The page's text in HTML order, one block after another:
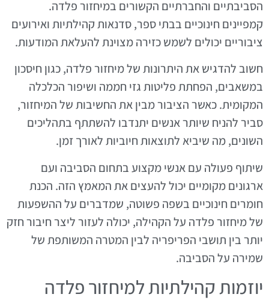
הסביבתיים והחברתיים הקשורים במיחזור פלדה.
קמפיינים חינוכיים בבתי ספר, סדנאות קהילתיות ואירועים
ציבוריים יכולים לשמש כזירה מצוינת להעלאת המודעות.
חשוב להדגיש את היתרונות של מיחזור פלדה, כגון חיסכון
במשאבים, הפחתת פליטות גזי חממה ושיפור הכלכלה
המקומית. כאשר הציבור מבין את החשיבות של המיחזור,
סביר להניח שיותר אנשים יתנדבו להשתתף בתהליכים
השונים, מה שיביא לתוצאות חיוביות לאורך זמן.
שיתוף פעולה עם אנשי מקצוע בתחום הסביבה ועם
ארגונים מקומיים יכול להעצים את המאמץ הזה. הכנת
חומרים חינוכיים בשפה פשוטה, שמדברים על ההשפעות
של מיחזור פלדה על הקהילה, יכולה לעזור ליצר חיבור חזק
יותר בין תושבי הפריפריה לבין המטרה המשותפת של
שמירה על הסביבה.
יוזמות קהילתיות למיחזור פלדה